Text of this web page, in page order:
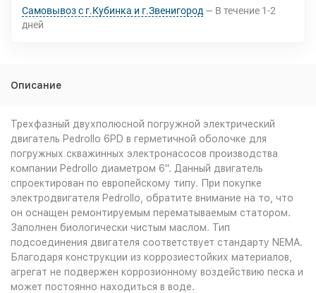
Самовывоз с г.Кубинка и г.Звенигород В течение 1-2
дней
Описание
Трехфазный двухполюсной погружной электрический
двигатель Pedrollo 6PD в герметичной оболочке для
погружных скважинных электронасосов производства
компании Pedrollo диаметром 6". Данный двигатель
спроектирован по европейскому типу. При покупке
электродвигателя Pedrollo, обратите внимание на то, что
он оснащен ремонтируемым перематываемым статором.
Заполнен биологически чистым маслом. Тип
подсоединения двигателя соответствует стандарту NEMA.
Благодаря конструкции из коррозиестойких материалов,
агрегат не подвержен коррозионному воздействию песка и
может постоянно находиться в воде.